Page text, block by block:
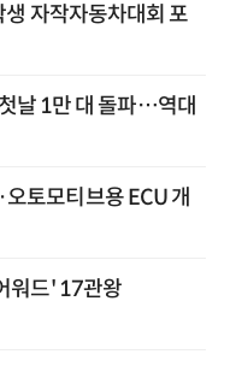
자작자동차대회 포
날 1만 대 돌파…역대
토모티브용 ECU 개
워드' 17관왕